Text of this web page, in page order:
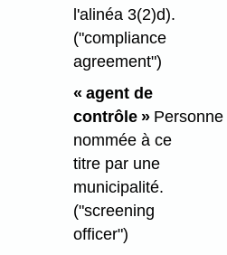
l'alinéa 3(2)d).
("compliance
agreement")
« agent de
contrôle »Personne
nommée à ce
titre par une
municipalité.
("screening
officer")